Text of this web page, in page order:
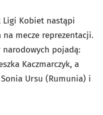
Ligi Kobiet nastąpi
mecze reprezentacji.
narodowych pojadą:
Kaczmarczyk, a
Ursu (Rumunia) i